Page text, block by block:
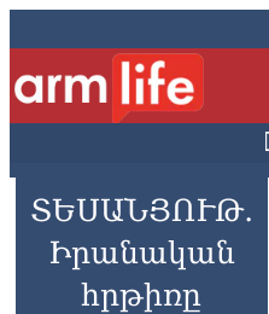
ՏԵՍԱՆՅՈՒԹ․
Իրանական
հրթիռը